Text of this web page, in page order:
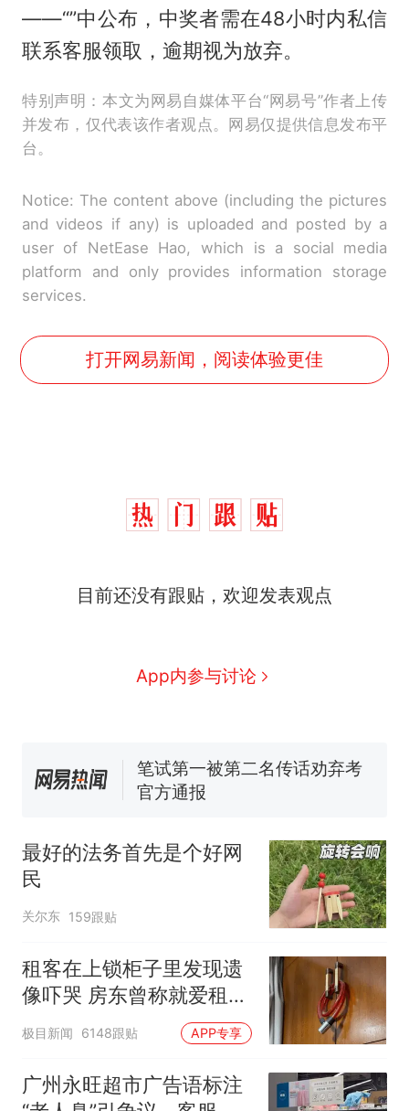
——“”中公布，中奖者需在48小时内私信
联系客服领取，逾期视为放弃。
特别声明：本文为网易自媒体平台“网易号”作者上传
并发布，仅代表该作者观点。网易仅提供信息发布平
台。
Notice: The content above (including the pictures
and videos if any) is uploaded and posted by a
user of NetEase Hao, which is a social media
platform and only provides information storage
services.
打开网易新闻，阅读体验更佳
目前还没有跟贴，欢迎发表观点
App内参与讨论
热
那个在床头放菜刀的女孩，
因老师一句“跟我回家”改写了
费大厨“全国小炒肉大王”称
窝，原地守1天等它长大：挖了
140多朵
美国渔民钓获鲨鱼徒手将其拽
官方通报
热 那个在床头放菜刀的女孩，
最好的法务首先是个好网
民
关尔东 159跟贴
租客在上锁柜子里发现遗
像吓哭 房东曾称就爱租给
男生
极目新闻 6148跟贴 APP专享
广州永旺超市广告语标注